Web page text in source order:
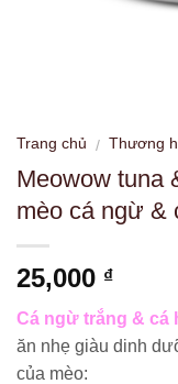
Trang chủ / Thương
Meowow tuna
mèo cá ngừ &
25,000 ₫
Cá ngừ trắng & cá
ăn nhẹ giàu dinh
của mèo: